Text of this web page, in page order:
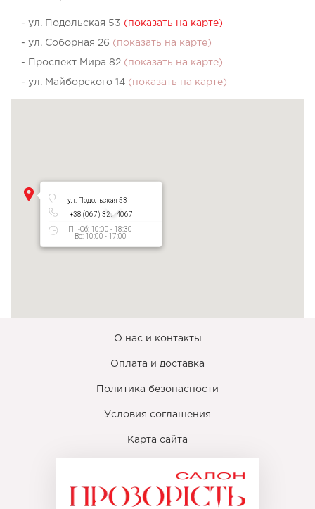
- ул. Подольская 53 (показать на карте)
- ул. Соборная 26 (показать на карте)
- Проспект Мира 82 (показать на карте)
- ул. Майборского 14 (показать на карте)
ул. Подольская 53
+38 (067) 327 4067
Пн-Сб: 10:00 - 18:30
Вс: 10:00 - 17:00
О нас и контакты
Оплата и доставка
Политика безопасности
Условия соглашения
Карта сайта